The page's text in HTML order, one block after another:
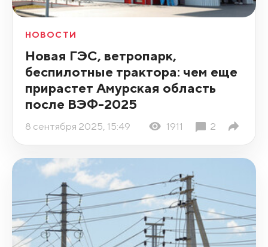
НОВОСТИ
Новая ГЭС, ветропарк,
беспилотные трактора: чем еще
прирастет Амурская область
после ВЭФ-2025
8 сентября 2025, 15:49 1911 2